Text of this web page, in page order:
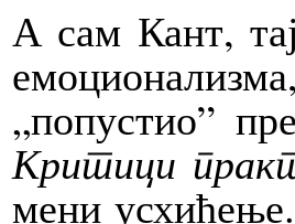
А сам Кант,
„попустио”
Критици
мени